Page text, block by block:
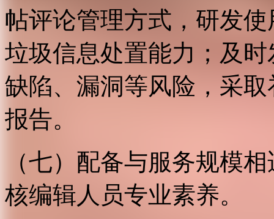
帖评论管理方式，研发
垃圾信息处置能力；及
缺陷、漏洞等风险，采
报告。
（七）配备与服务规模
核编辑人员专业素养。